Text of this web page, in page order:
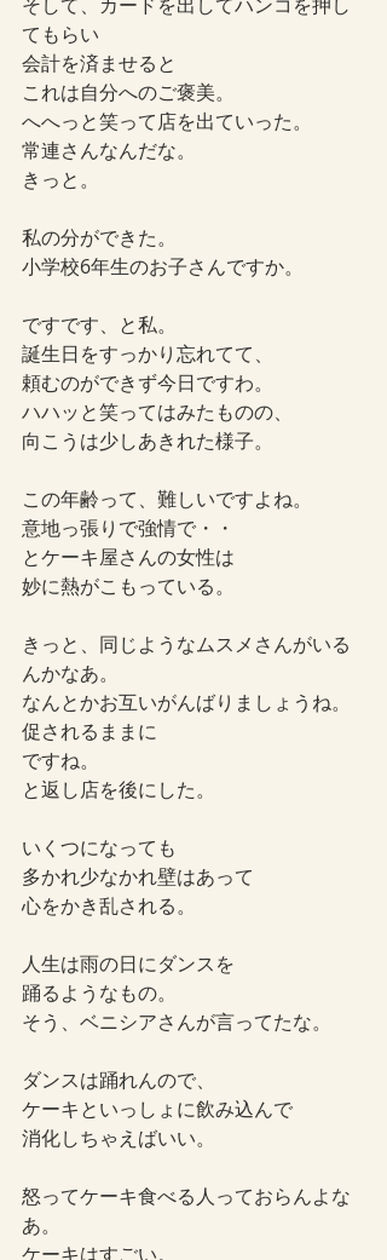
てもらい
会計を済ませると
これは自分へのご褒美。
へへっと笑って店を出ていった。
常連さんなんだな。
きっと。
私の分ができた。
小学校6年生のお子さんですか。
ですです、と私。
誕生日をすっかり忘れてて、
頼むのができず今日ですわ。
ハハッと笑ってはみたものの、
向こうは少しあきれた様子。
この年齢って、難しいですよね。
意地っ張りで強情で・・
とケーキ屋さんの女性は
妙に熱がこもっている。
きっと、同じようなムスメさんがいる
んかなあ。
なんとかお互いがんばりましょうね。
促されるままに
ですね。
と返し店を後にした。
いくつになっても
多かれ少なかれ壁はあって
心をかき乱される。
人生は雨の日にダンスを
踊るようなもの。
そう、ベニシアさんが言ってたな。
ダンスは踊れんので、
ケーキといっしょに飲み込んで
消化しちゃえばいい。
怒ってケーキ食べる人っておらんよな
あ。
ケーキはすごい。